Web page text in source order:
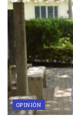
OPINIÓN